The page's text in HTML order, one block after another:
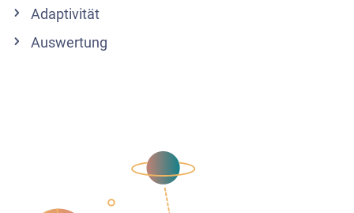
Adaptivität
Auswertung